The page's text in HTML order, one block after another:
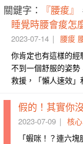
關鍵字： 『腰痠』
睡覺時腰會痠怎
2023-07-14 腰痠
你肯定也有這樣的
不到一個舒服的姿
救援，「懶人速效」
假的！其實你
2023-07-09 核心
「蝦咪！？連六